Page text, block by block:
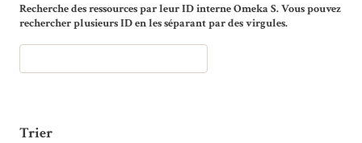
Recherche des ressources par leur ID interne Omeka S. Vous pouvez
rechercher plusieurs ID en les séparant par des virgules.
Trier